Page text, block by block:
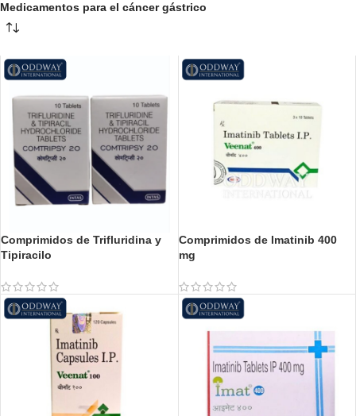
Medicamentos para el cáncer gástrico
Comprimidos de Trifluridina y
Tipiracilo
Comprimidos de Imatinib 400
mg